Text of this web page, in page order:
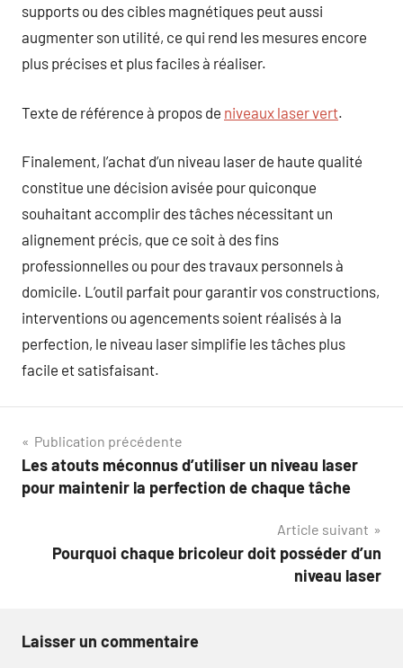
supports ou des cibles magnétiques peut aussi
augmenter son utilité, ce qui rend les mesures encore
plus précises et plus faciles à réaliser.
Texte de référence à propos de niveaux laser vert.
Finalement, l’achat d’un niveau laser de haute qualité
constitue une décision avisée pour quiconque
souhaitant accomplir des tâches nécessitant un
alignement précis, que ce soit à des fins
professionnelles ou pour des travaux personnels à
domicile. L’outil parfait pour garantir vos constructions,
interventions ou agencements soient réalisés à la
perfection, le niveau laser simplifie les tâches plus
facile et satisfaisant.
Navigation
de
Publication précédente
Les atouts méconnus d’utiliser un niveau laser
pour maintenir la perfection de chaque tâche
Article suivant
Pourquoi chaque bricoleur doit posséder d’un
niveau laser
Laisser un commentaire